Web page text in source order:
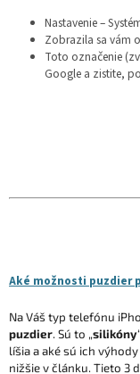
Nastavenie –
Zobrazila sa vám
Toto označenie
Google a zistite,
Aké možnosti puzdier
Na Váš typ telefónu
puzdier. Sú to „silikóny
líšia a aké sú ich
nižšie v článku. Tieto 3